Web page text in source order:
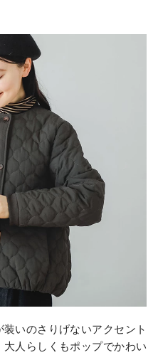
いのさりげないアクセント
人らしくもポップでかわい